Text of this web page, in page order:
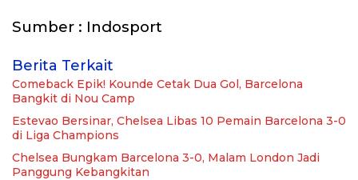
Sumber : Indosport
Berita Terkait
Comeback Epik! Kounde Cetak Dua Gol, Barcelona
Bangkit di Nou Camp
Estevao Bersinar, Chelsea Libas 10 Pemain Barcelona 3-0
di Liga Champions
Chelsea Bungkam Barcelona 3-0, Malam London Jadi
Panggung Kebangkitan